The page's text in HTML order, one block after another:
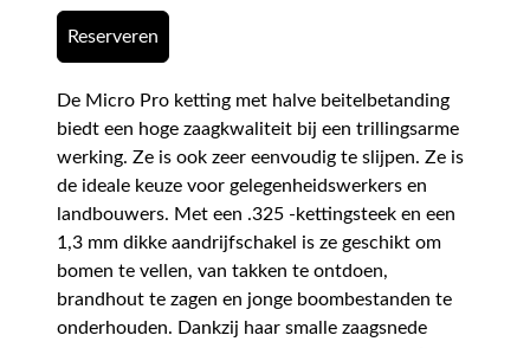
Reserveren
De Micro Pro ketting met halve beitelbetanding
biedt een hoge zaagkwaliteit bij een trillingsarme
werking. Ze is ook zeer eenvoudig te slijpen. Ze is
de ideale keuze voor gelegenheidswerkers en
landbouwers. Met een .325 -kettingsteek en een
1,3 mm dikke aandrijfschakel is ze geschikt om
bomen te vellen, van takken te ontdoen,
brandhout te zagen en jonge boombestanden te
onderhouden. Dankzij haar smalle zaagsnede